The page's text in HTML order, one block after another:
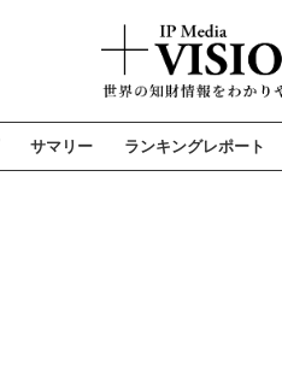
サマリー ランキングレポート